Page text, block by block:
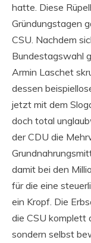
hatte. Diese
Gründungstagen
CSU. Nachdem
Bundestagswahl
Armin Laschet
dessen
jetzt mit dem
doch total
der CDU die
damit bei den
für die eine
ein Kropf. Die
die CSU komplett
sondern selbst